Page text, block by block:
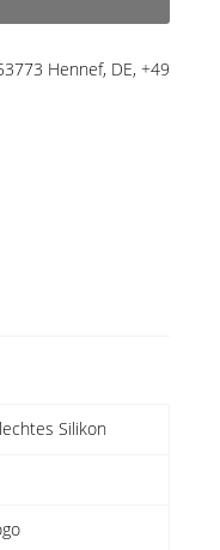
Hennef, DE, +49
Silikon